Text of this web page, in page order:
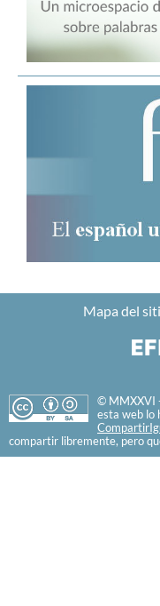
Mapa del
© MMXXVI
esta web lo
compartir libremente, pero